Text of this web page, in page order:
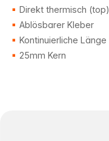
Direkt thermisch (top)
Ablösbarer Kleber
Kontinuierliche Länge
25mm Kern